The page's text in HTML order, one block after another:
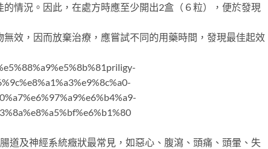
情況。因此，在處方時應至少開出2盒（６粒），便於發現
效，因而放棄治療，應嘗試不同的用藥時間，發現最佳起效
道及神經系統癥狀最常見，如惡心、腹瀉、頭痛、頭暈、失